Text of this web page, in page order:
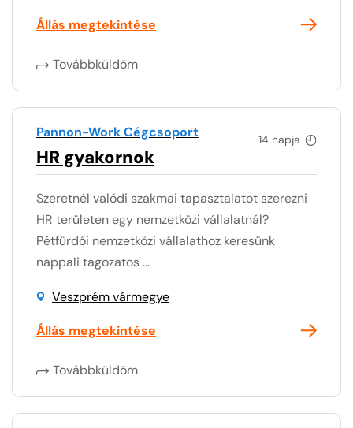
Állás megtekintése
Továbbküldöm
14 napja
Pannon-Work Cégcsoport
HR gyakornok
Szeretnél valódi szakmai tapasztalatot szerezni
HR területen egy nemzetközi vállalatnál?
Pétfürdői nemzetközi vállalathoz keresünk
nappali tagozatos ...
Veszprém vármegye
Állás megtekintése
Továbbküldöm